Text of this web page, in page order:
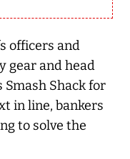
officers and
gear and head
Smash Shack for
in line, bankers
to solve the